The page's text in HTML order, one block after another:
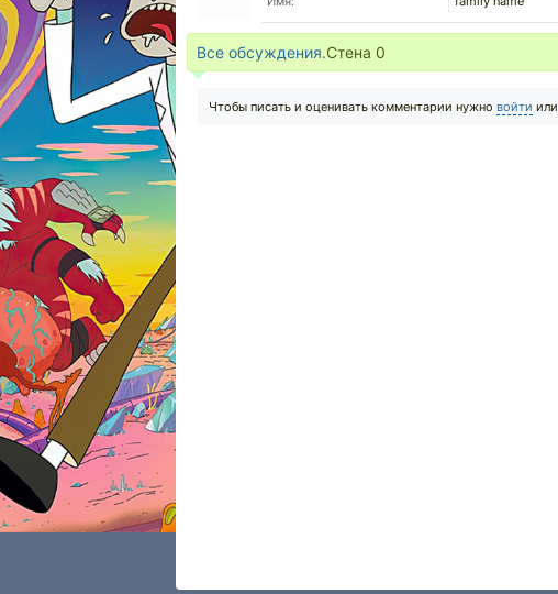
Все обсуждения.Стена 0
Чтобы писать и оценивать комментарии нужно войти или